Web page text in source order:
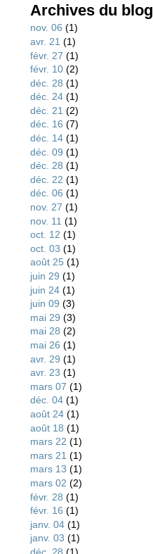
Archives du blog
nov. 06 (1)
avr. 21 (1)
févr. 27 (1)
févr. 10 (2)
déc. 28 (1)
déc. 24 (1)
déc. 21 (2)
déc. 16 (7)
déc. 14 (1)
déc. 09 (1)
déc. 28 (1)
déc. 22 (1)
déc. 06 (1)
nov. 27 (1)
nov. 11 (1)
oct. 12 (1)
oct. 03 (1)
août 25 (1)
juin 29 (1)
juin 24 (1)
juin 09 (3)
mai 29 (3)
mai 28 (2)
mai 26 (1)
avr. 29 (1)
avr. 23 (1)
mars 07 (1)
déc. 04 (1)
août 24 (1)
août 18 (1)
mars 22 (1)
mars 21 (1)
mars 13 (1)
mars 02 (2)
févr. 28 (1)
févr. 16 (1)
janv. 04 (1)
janv. 03 (1)